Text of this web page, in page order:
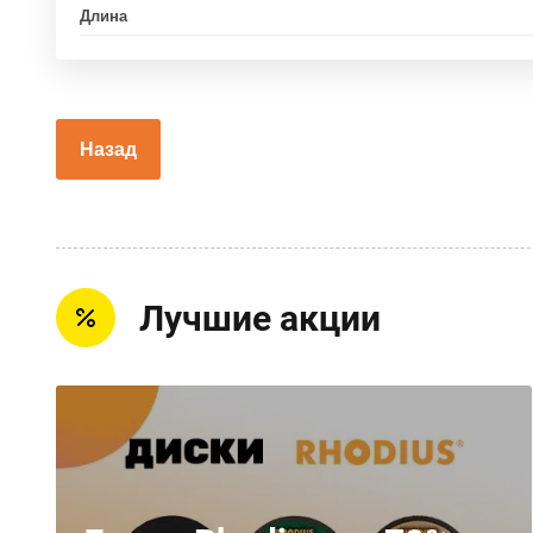
Длина
Назад
Лучшие акции